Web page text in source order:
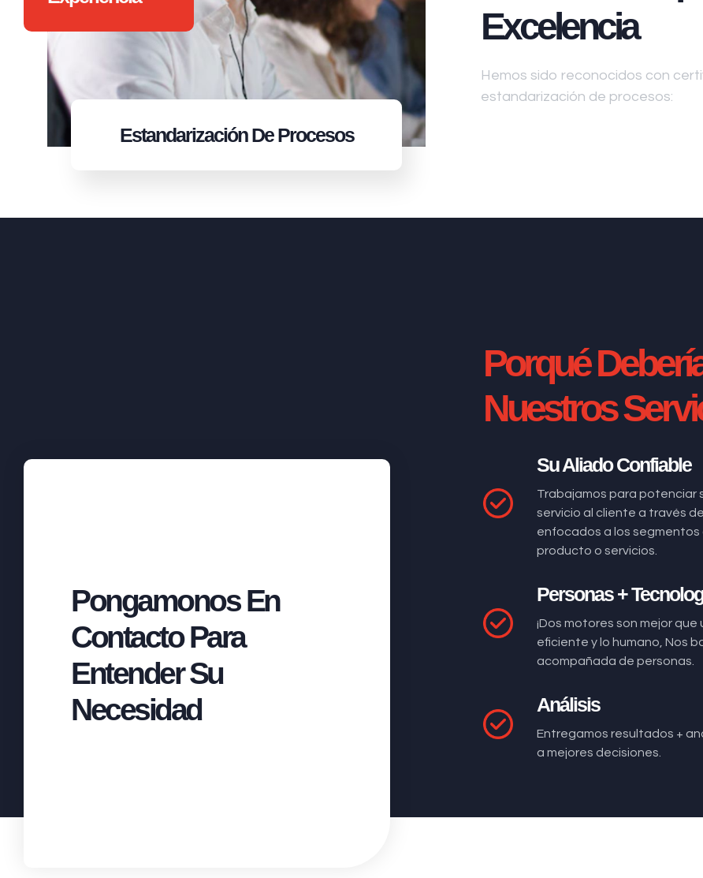
EstandarizaciónDe Procesos
Excelencia
Hemos sido reconocidos con
estandarización de procesos:
Pongamonos En
Contacto Para
Entender Su
Necesidad
Porqué
Nuestros
Su Aliado Confiable
Trabajamos para potenciar
servicio al cliente a través
enfocados a los
producto o servicios.
Personas +
¡Dos motores son mejor
eficiente y lo humano, Nos
acompañada de personas.
Análisis
Entregamos resultados +
a mejores decisiones.